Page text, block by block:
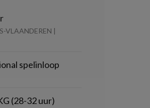
VLAANDEREN |
spelinloop
(28-32 uur)